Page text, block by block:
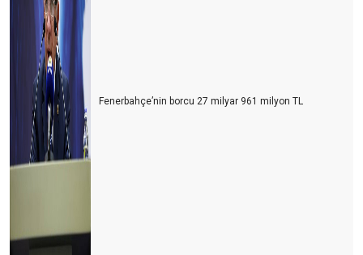
Fenerbahçe’nin borcu 27 milyar 961 milyon TL